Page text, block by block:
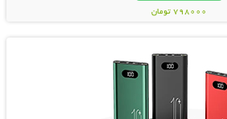
798000 تومان
نمایش توضیحات بیشتر